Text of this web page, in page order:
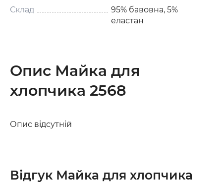
Склад
95% бавовна, 5%
еластан
Опис Майка для
хлопчика 2568
Опис відсутній
Відгук Майка для хлопчика